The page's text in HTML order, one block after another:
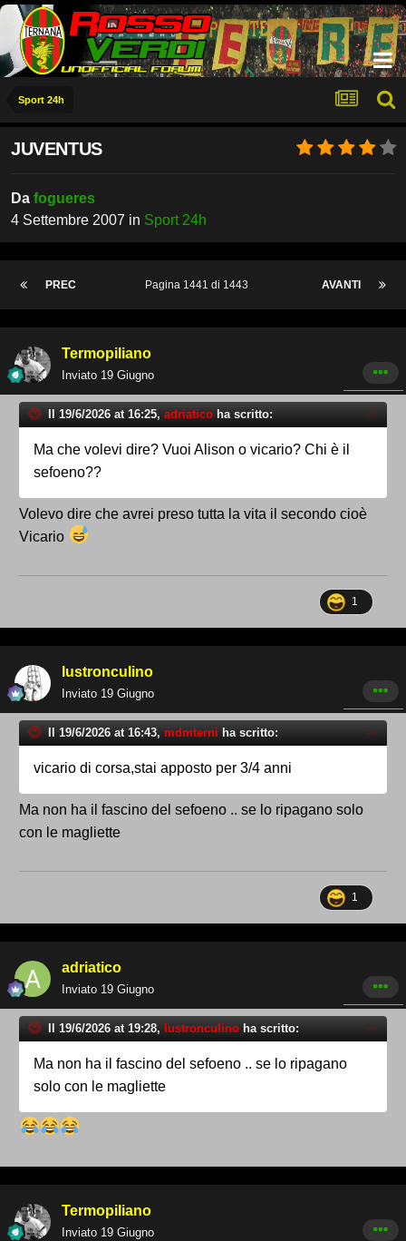
Sport 24h
JUVENTUS
Da fogueres
4 Settembre 2007 in Sport 24h
PREC AVANTI
Pagina 1441 di 1443
Termopiliano
Inviato 19 Giugno
Il 19/6/2026 at 16:25, adriatico ha scritto:
Ma che volevi dire? Vuoi Alison o vicario? Chi è il
sefoeno??
Volevo dire che avrei preso tutta la vita il secondo cioè
Vicario
1
lustronculino
Inviato 19 Giugno
Il 19/6/2026 at 16:43, mdmterni ha scritto:
vicario di corsa,stai apposto per 3/4 anni
Ma non ha il fascino del sefoeno .. se lo ripagano solo
con le magliette
1
adriatico
Inviato 19 Giugno
Il 19/6/2026 at 19:28, lustronculino ha scritto:
Ma non ha il fascino del sefoeno .. se lo ripagano
solo con le magliette
Termopiliano
Inviato 19 Giugno